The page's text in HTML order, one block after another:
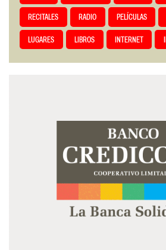
RECITALES RADIO PELÍCULAS
LUGARES LIBROS INTERNET